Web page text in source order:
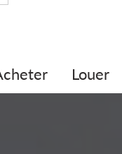
acheter louer